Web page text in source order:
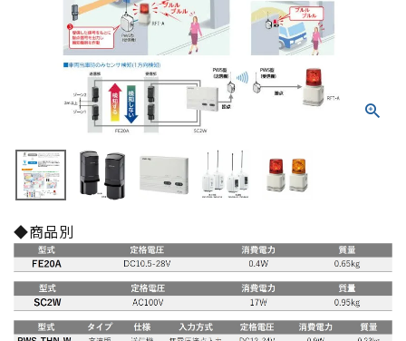
回転灯
流線型
表示灯
光音一体型
LED照明
センサ機器
◆商品別